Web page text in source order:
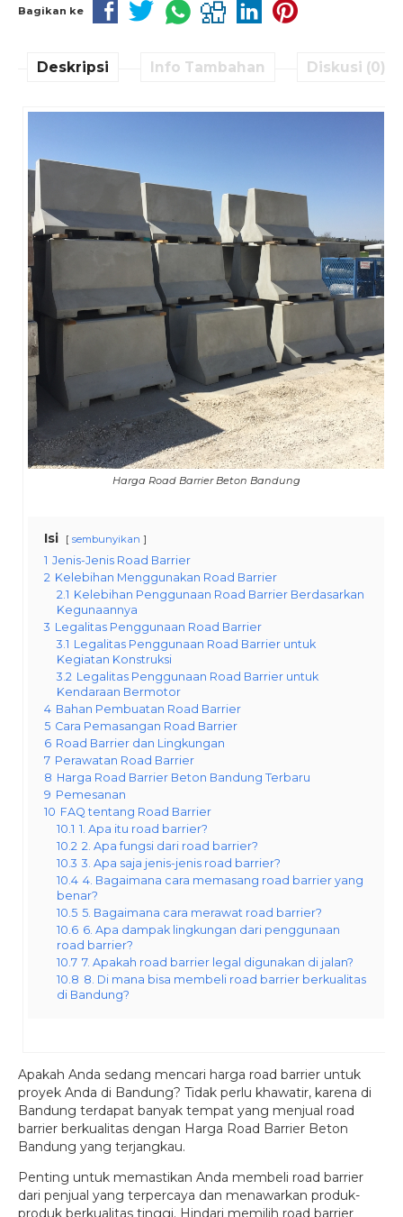
Bagikan ke
Deskripsi Info Tambahan Diskusi (0)
Harga Road Barrier Beton Bandung
Isi sembunyikan
1 Jenis-Jenis Road Barrier
2 Kelebihan Menggunakan Road Barrier
2.1 Kelebihan Penggunaan Road Barrier Berdasarkan
Kegunaannya
3 Legalitas Penggunaan Road Barrier
3.1 Legalitas Penggunaan Road Barrier untuk
Kegiatan Konstruksi
3.2 Legalitas Penggunaan Road Barrier untuk
Kendaraan Bermotor
4 Bahan Pembuatan Road Barrier
5 Cara Pemasangan Road Barrier
6 Road Barrier dan Lingkungan
7 Perawatan Road Barrier
8 Harga Road Barrier Beton Bandung Terbaru
9 Pemesanan
10 FAQ tentang Road Barrier
10.1 1. Apa itu road barrier?
10.2 2. Apa fungsi dari road barrier?
10.3 3. Apa saja jenis-jenis road barrier?
10.4 4. Bagaimana cara memasang road barrier yang
benar?
10.5 5. Bagaimana cara merawat road barrier?
10.6 6. Apa dampak lingkungan dari penggunaan
road barrier?
10.7 7. Apakah road barrier legal digunakan di jalan?
10.8 8. Di mana bisa membeli road barrier berkualitas
di Bandung?
Apakah Anda sedang mencari harga road barrier untuk
proyek Anda di Bandung? Tidak perlu khawatir, karena di
Bandung terdapat banyak tempat yang menjual road
barrier berkualitas dengan Harga Road Barrier Beton
Bandung yang terjangkau.
Penting untuk memastikan Anda membeli road barrier
dari penjual yang terpercaya dan menawarkan produk-
produk berkualitas tinggi. Hindari memilih road barrier